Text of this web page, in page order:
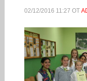
02/12/2016 11:27 ОТ